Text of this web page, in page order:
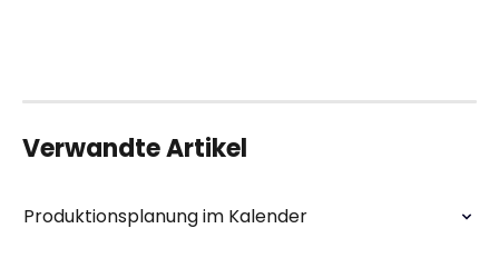
Verwandte Artikel
Produktionsplanung im Kalender